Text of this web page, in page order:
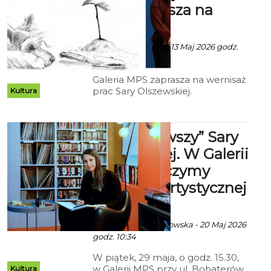
Monte Cassino 10.
Kultura
MPS zaprasza na
wernisaż
Ala za Galeria MPS - 13 Maj 2026 godz.
11:14
Galeria MPS zaprasza na wernisaż
prac Sary Olszewskiej.
realizacji artystki, ale również
okazją do przyjrzenia się
procesowi twórczemu i
badawczemu, który stoi za ich
powstaniem.
Kultura
„Etap pierwszy” Sary
Olszewskiej. W Galerii
MPS zobaczymy
początek artystycznej
drogi
Ala, fot. Izabela Rogowska - 20 Maj 2026
godz. 10:34
W piątek, 29 maja, o godz. 15.30,